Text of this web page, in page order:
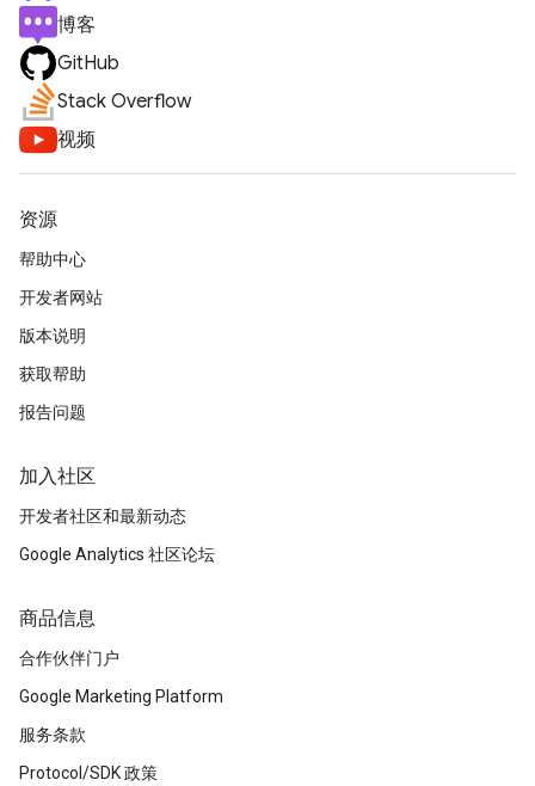
博客
GitHub
Stack Overflow
视频
资源
帮助中心
开发者网站
版本说明
获取帮助
报告问题
加入社区
开发者社区和最新动态
Google Analytics 社区论坛
商品信息
合作伙伴门户
Google Marketing Platform
服务条款
Protocol/SDK 政策